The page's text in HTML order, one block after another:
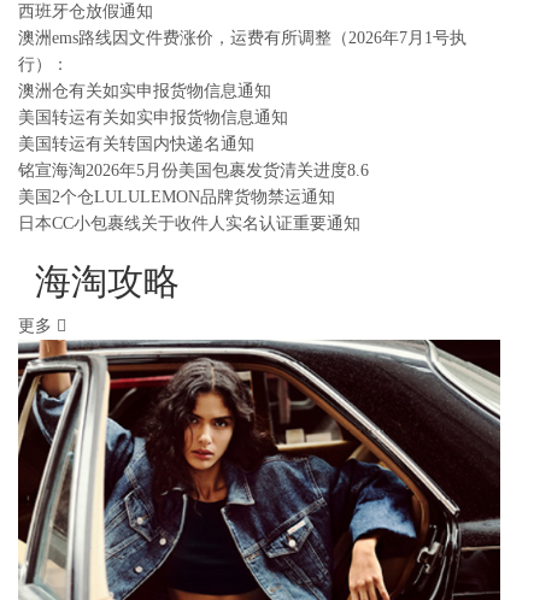
西班牙仓放假通知
澳洲ems路线因文件费涨价，运费有所调整（2026年7月1号执
行）：
澳洲仓有关如实申报货物信息通知
美国转运有关如实申报货物信息通知
美国转运有关转国内快递名通知
铭宣海淘2026年5月份美国包裹发货清关进度8.6
美国2个仓LULULEMON品牌货物禁运通知
日本CC小包裹线关于收件人实名认证重要通知
海淘攻略
更多